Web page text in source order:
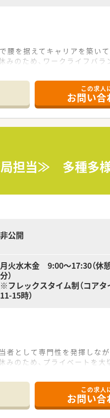
を据えてキャリアを築い
のため、ワークライフバラ
員募集であり、新しい価値
戦し続けるフロンティア
で周囲と信頼関係を構築
以上経験していることが、
、全日程滞在して参加で
、未経験の方でも過去の
一員であり、製薬企業と
全ステージにおいて「ヒト
創造に挑むフロンティア精
この求人
お問い合
局担当≫ 多種
非公開
月火水木金 9:00～17:30（休
分）
※フレックスタイム制（コアタ
11-15時）
として専門性を発揮しな
のため、プライベートを大
員募集であり、即戦力とし
に創造していくフロンテ
この求人
お問い合